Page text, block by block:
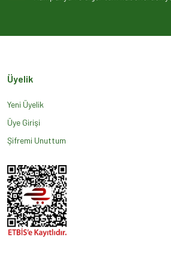
Ürün açıklamasında eksik bilgiler bulunuyor.
Üyelik
Yeni Üyelik
Üye Girişi
Şifremi Unuttum